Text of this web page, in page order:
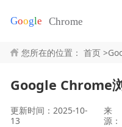
您所在的位置： 首页 >
更新时间：2025-10-
13
来
源：